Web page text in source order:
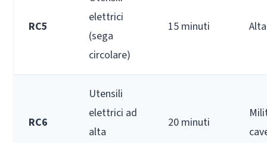
RC5
elettrici
(sega
circolare)
15 minuti
RC6
Utensili
elettrici ad
alta
20 minuti